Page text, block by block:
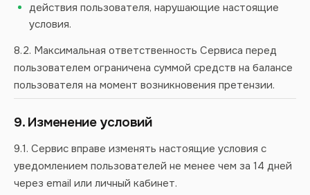
действия пользователя, нарушающие настоящие
условия.
8.2. Максимальная ответственность Сервиса перед
пользователем ограничена суммой средств на балансе
пользователя на момент возникновения претензии.
9. Изменение условий
9.1. Сервис вправе изменять настоящие условия с
уведомлением пользователей не менее чем за 14 дней
через email или личный кабинет.